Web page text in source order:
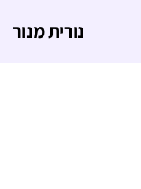
נורית מנור